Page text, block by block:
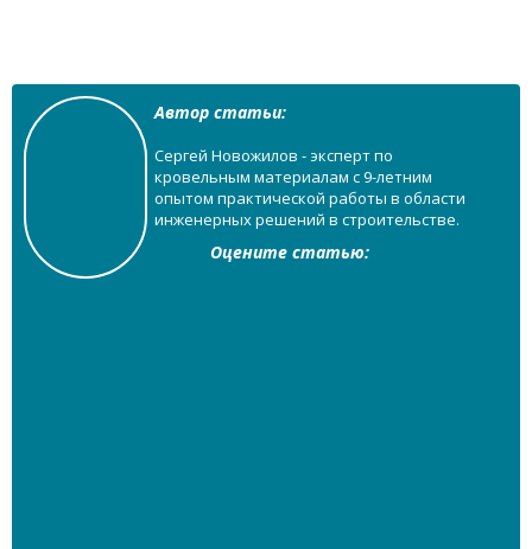
Автор статьи:
Сергей Новожилов - эксперт по
кровельным материалам с 9-летним
опытом практической работы в области
инженерных решений в строительстве.
Оцените статью: